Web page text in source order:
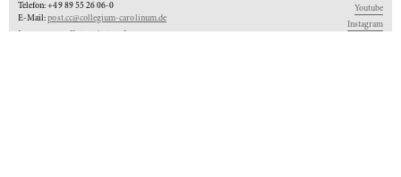
Telefon: +49 89 55 26 06-0
E-Mail:post.cc@collegium-carolinum.de
Youtube
Instagram